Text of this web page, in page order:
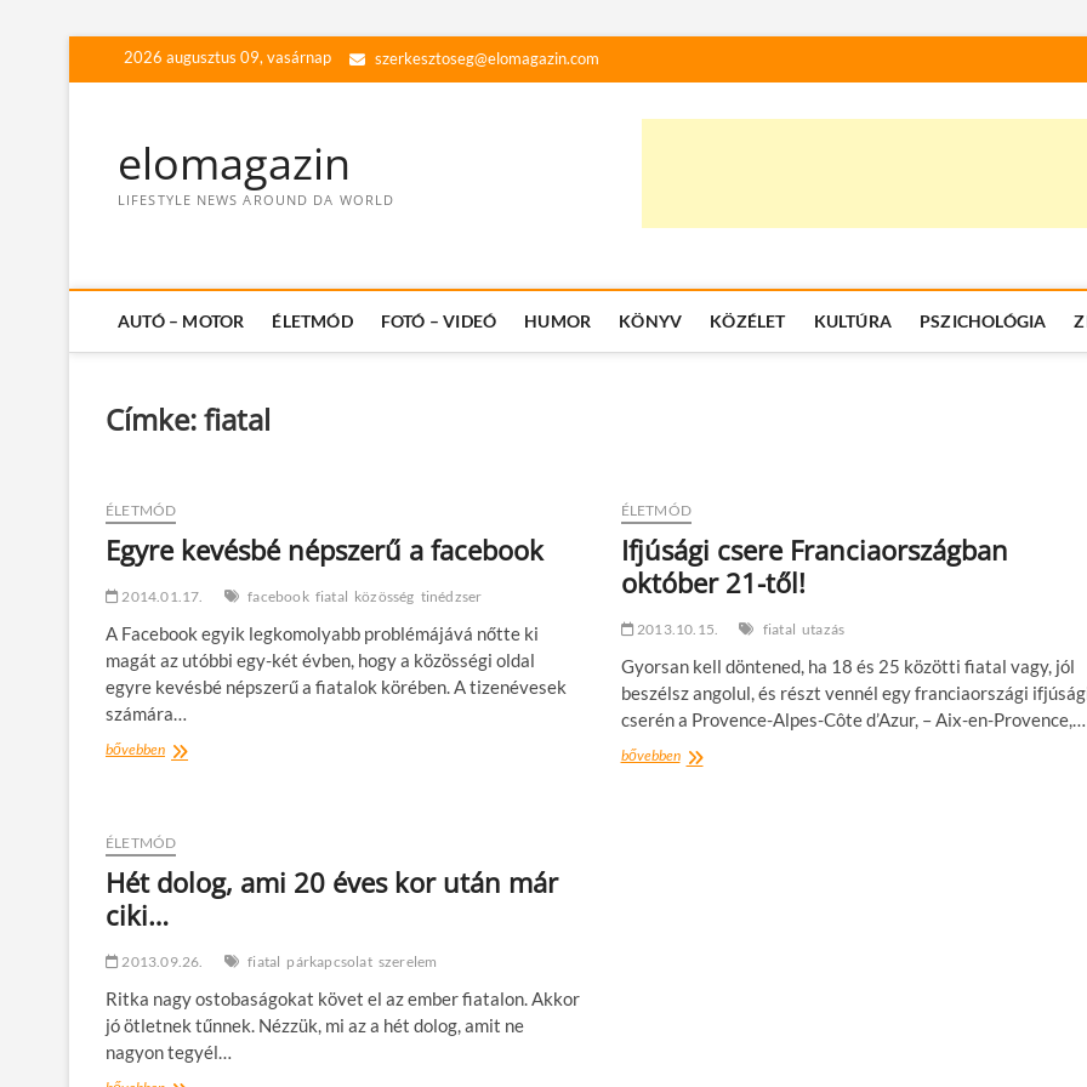
2026 augusztus 09, vasárnap szerkesztoseg@elomagazin.com
elomagazin
LIFESTYLE NEWS AROUND DA WORLD
AUTÓ – MOTOR ÉLETMÓD FOTÓ – VIDEÓ HUMOR KÖNYV KÖZÉLET KULTÚRA PSZICHOLÓGIA
Címke:fiatal
ÉLETMÓD
Egyre kevésbé népszerű a facebook
2014.01.17. facebook fiatal közösség tinédzser
A Facebook egyik legkomolyabb problémájává nőtte ki
magát az utóbbi egy-két évben, hogy a közösségi oldal
egyre kevésbé népszerű a fiatalok körében. A tizenévesek
számára…
bővebbenEgyre
facebook
ÉLETMÓD
Ifjúsági csere Franciaországban
október 21-től!
2013.10.15. fiatal utazás
Gyorsan kell döntened, ha 18 és 25 közötti fiatal vagy, jól
beszélsz angolul, és részt vennél egy franciaországi
cserén a Provence-Alpes-Côte d’Azur, – Aix-en-Provence,…
bővebbenIfjúsági
ÉLETMÓD
Hét dolog, ami 20 éves kor után már
ciki…
2013.09.26. fiatal párkapcsolat szerelem
Ritka nagy ostobaságokat követ el az ember fiatalon. Akkor
jó ötletnek tűnnek. Nézzük, mi az a hét dolog, amit ne
nagyon tegyél…